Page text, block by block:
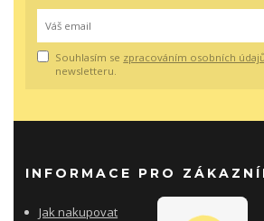
Souhlasím se zpracováním osobních údajů
newsletteru.
INFORMACE PRO
Jak nakupovat